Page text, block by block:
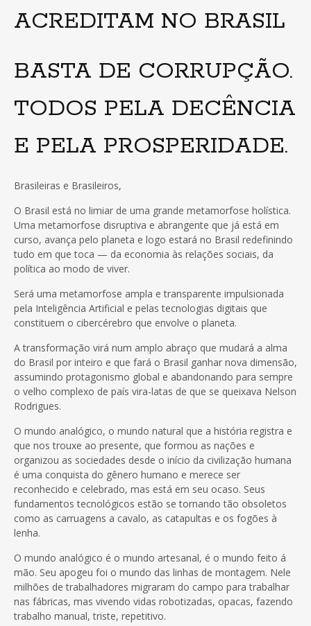
ACREDITAM NO BRASIL
BASTA DE CORRUPÇÃO.
TODOS PELA DECÊNCIA
E PELA PROSPERIDADE.
Brasileiras e Brasileiros,
O Brasil está no limiar de uma grande metamorfose holística.
Uma metamorfose disruptiva e abrangente que já está em
curso, avança pelo planeta e logo estará no Brasil redefinindo
tudo em que toca — da economia às relações sociais, da
política ao modo de viver.
Será uma metamorfose ampla e transparente impulsionada
pela Inteligência Artificial e pelas tecnologias digitais que
constituem o cibercérebro que envolve o planeta.
A transformação virá num amplo abraço que mudará a alma
do Brasil por inteiro e que fará o Brasil ganhar nova dimensão,
assumindo protagonismo global e abandonando para sempre
o velho complexo de país vira-latas de que se queixava Nelson
Rodrigues.
O mundo analógico, o mundo natural que a história registra e
que nos trouxe ao presente, que formou as nações e
organizou as sociedades desde o início da civilização humana
é uma conquista do gênero humano e merece ser
reconhecido e celebrado, mas está em seu ocaso. Seus
fundamentos tecnológicos estão se tornando tão obsoletos
como as carruagens a cavalo, as catapultas e os fogões à
lenha.
O mundo analógico é o mundo artesanal, é o mundo feito á
mão. Seu apogeu foi o mundo das linhas de montagem. Nele
milhões de trabalhadores migraram do campo para trabalhar
nas fábricas, mas vivendo vidas robotizadas, opacas, fazendo
trabalho manual, triste, repetitivo.